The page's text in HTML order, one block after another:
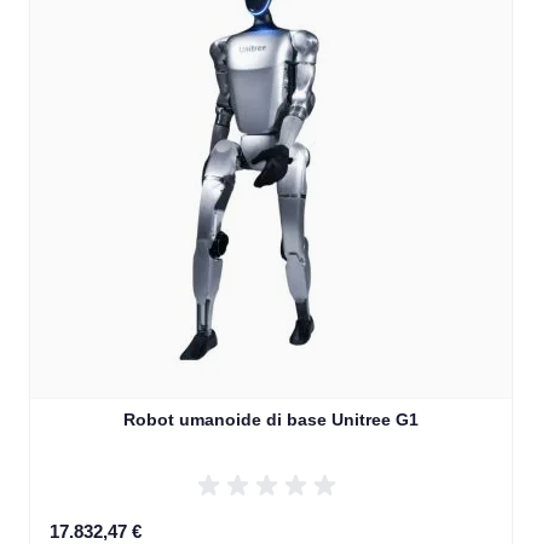
Robot umanoide di base Unitree G1
17.832,47 €